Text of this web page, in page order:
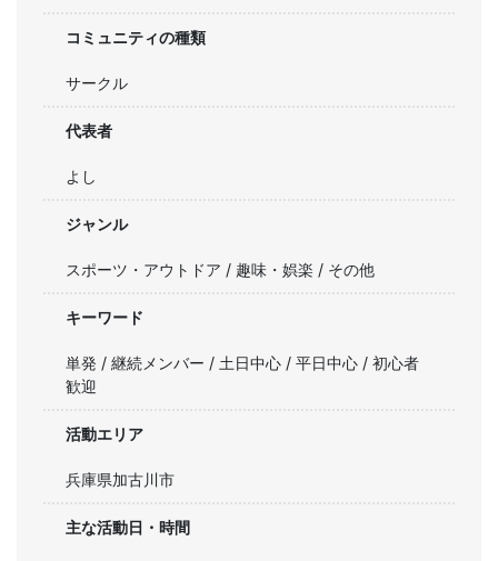
コミュニティの種類
サークル
代表者
よし
ジャンル
スポーツ・アウトドア / 趣味・娯楽 / その他
キーワード
単発 / 継続メンバー / 土日中心 / 平日中心 / 初心者
歓迎
活動エリア
兵庫県加古川市
主な活動日・時間